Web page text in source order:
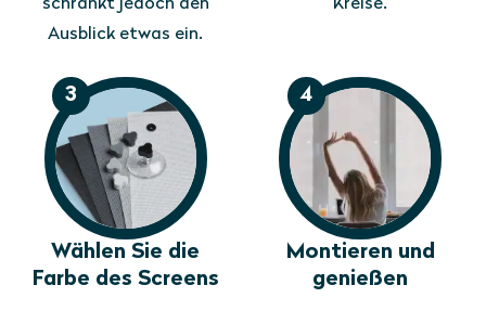
schränkt jedoch den
Ausblick etwas ein.
Kreise.
3
Wählen Sie die
Farbe des Screens
4
Montieren und
genießen